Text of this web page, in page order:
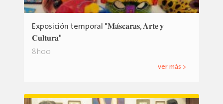
Exposición temporal "𝐌𝐚́𝐬𝐜𝐚𝐫𝐚𝐬, 𝐀𝐫𝐭𝐞 𝐲
𝐂𝐮𝐥𝐭𝐮𝐫𝐚"
8h00
ver más >